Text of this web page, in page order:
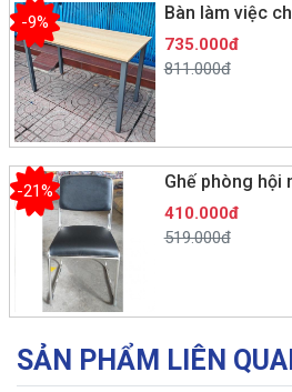
Bàn làm việc
-9%
735.000đ
811.000đ
Ghế phòng hội
-21%
410.000đ
519.000đ
SẢN PHẨM LIÊN